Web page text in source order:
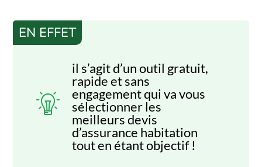
il s’agit d’un outil gratuit,
rapide et sans
engagement qui va vous
sélectionner les
meilleurs devis
d’assurance habitation
tout en étant objectif !
EN EFFET